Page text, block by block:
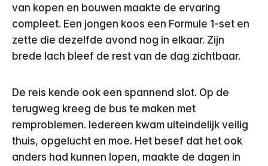
van kopen en bouwen maakte de ervaring
compleet. Een jongen koos een Formule 1-set en
zette die dezelfde avond nog in elkaar. Zijn
brede lach bleef de rest van de dag zichtbaar.
De reis kende ook een spannend slot. Op de
terugweg kreeg de bus te maken met
remproblemen. Iedereen kwam uiteindelijk veilig
thuis, opgelucht en moe. Het besef dat het ook
anders had kunnen lopen, maakte de dagen in